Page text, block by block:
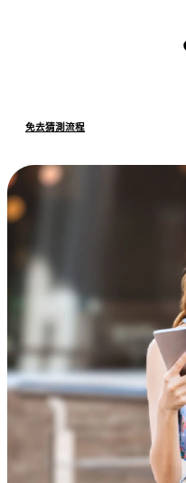
免去猜測流程